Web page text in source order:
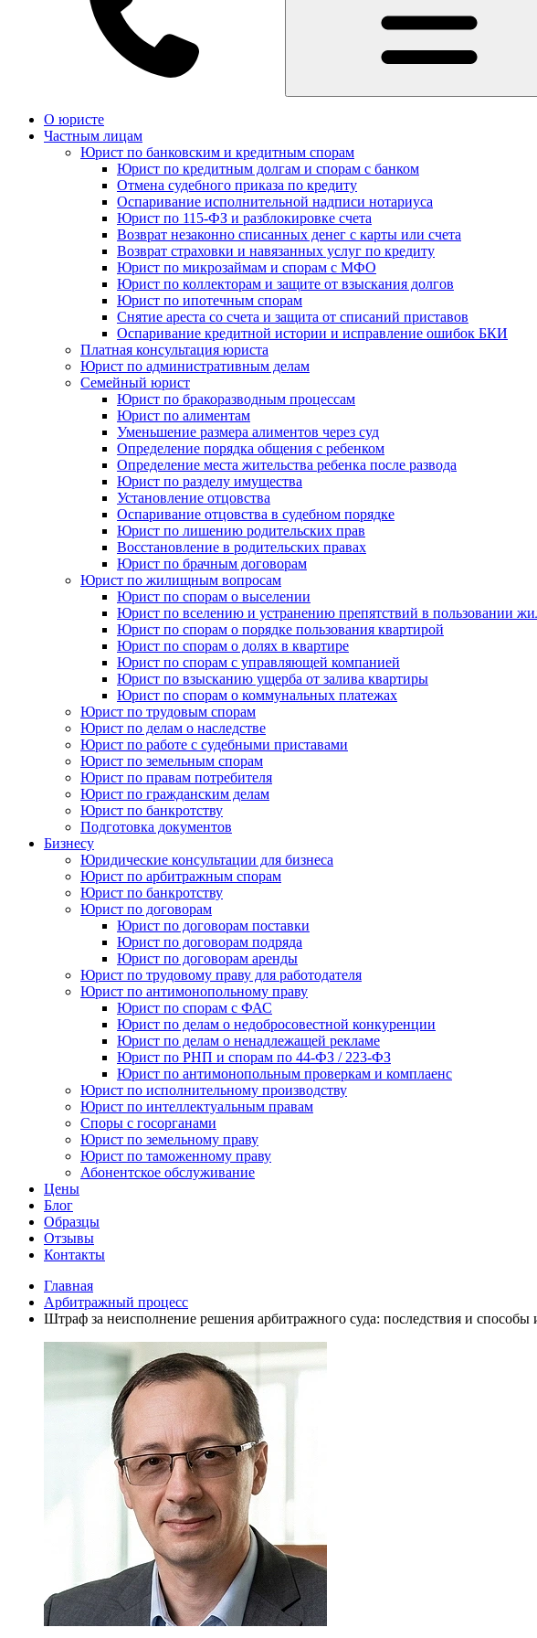
О юристе
Частным лицам
Юрист по банковским и кредитным спорам
Юрист по кредитным долгам и спорам с банком
Отмена судебного приказа по кредиту
Оспаривание исполнительной надписи нотариуса
Юрист по 115-ФЗ и разблокировке счета
Возврат незаконно списанных денег с карты или счета
Возврат страховки и навязанных услуг по кредиту
Юрист по микрозаймам и спорам с МФО
Юрист по коллекторам и защите от взыскания долгов
Юрист по ипотечным спорам
Снятие ареста со счета и защита от списаний приставов
Оспаривание кредитной истории и исправление ошибок БКИ
Платная консультация юриста
Юрист по административным делам
Семейный юрист
Юрист по бракоразводным процессам
Юрист по алиментам
Уменьшение размера алиментов через суд
Определение порядка общения с ребенком
Определение места жительства ребенка после развода
Юрист по разделу имущества
Установление отцовства
Оспаривание отцовства в судебном порядке
Юрист по лишению родительских прав
Восстановление в родительских правах
Юрист по брачным договорам
Юрист по жилищным вопросам
Юрист по спорам о выселении
Юрист по вселению и устранению препятствий в пользовании
Юрист по спорам о порядке пользования квартирой
Юрист по спорам о долях в квартире
Юрист по спорам с управляющей компанией
Юрист по взысканию ущерба от залива квартиры
Юрист по спорам о коммунальных платежах
Юрист по трудовым спорам
Юрист по делам о наследстве
Юрист по работе с судебными приставами
Юрист по земельным спорам
Юрист по правам потребителя
Юрист по гражданским делам
Юрист по банкротству
Подготовка документов
Бизнесу
Юридические консультации для бизнеса
Юрист по арбитражным спорам
Юрист по банкротству
Юрист по договорам
Юрист по договорам поставки
Юрист по договорам подряда
Юрист по договорам аренды
Юрист по трудовому праву для работодателя
Юрист по антимонопольному праву
Юрист по спорам с ФАС
Юрист по делам о недобросовестной конкуренции
Юрист по делам о ненадлежащей рекламе
Юрист по РНП и спорам по 44-ФЗ / 223-ФЗ
Юрист по антимонопольным проверкам и комплаенс
Юрист по исполнительному производству
Юрист по интеллектуальным правам
Споры с госорганами
Юрист по земельному праву
Юрист по таможенному праву
Абонентское обслуживание
Цены
Блог
Образцы
Отзывы
Контакты
Главная
Арбитражный процесс
Штраф за неисполнение решения арбитражного суда: последствия и способы